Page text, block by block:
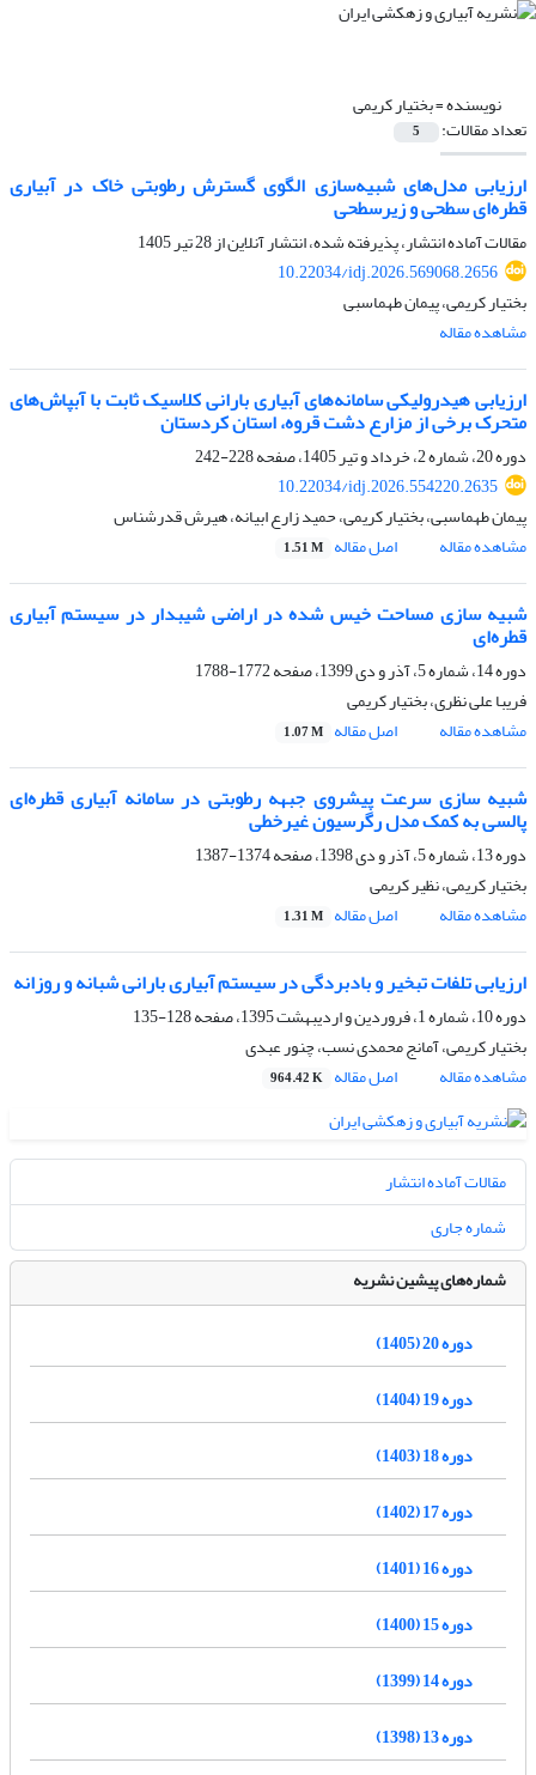
نویسنده =بختیار کریمی
تعداد مقالات: 5
ارزیابی مدل‌های شبیه‌سازی الگوی گسترش رطوبتی خاک در آبیاری
قطره‌ای سطحی و زیرسطحی
مقالات آماده انتشار، پذیرفته شده، انتشار آنلاین از28 تیر 1405
10.22034/idj.2026.569068.2656
بختیار کریمی، پیمان طهماسبی
مشاهده مقاله
ارزیابی هیدرولیکی سامانه‌های آبیاری بارانی کلاسیک ثابت با آبپاش‌های
متحرک برخی از مزارع دشت قروه، استان کردستان
دوره 20، شماره 2، خرداد و تیر 1405، صفحه
228-242
10.22034/idj.2026.554220.2635
پیمان طهماسبی، بختیار کریمی، حمید زارع ابیانه، هیرش قدرشناس
مشاهده مقاله
اصل مقاله 1.51 M
شبیه سازی مساحت خیس شده در اراضی شیبدار در سیستم آبیاری
قطره‌ای
دوره 14، شماره 5، آذر و دی 1399، صفحه
1772-1788
فریبا علی نظری، بختیار کریمی
مشاهده مقاله
اصل مقاله 1.07 M
شبیه سازی سرعت پیشروی جبهه رطوبتی در سامانه آبیاری قطره‌ای
پالسی به کمک مدل رگرسیون غیرخطی
دوره 13، شماره 5، آذر و دی 1398، صفحه
1374-1387
بختیار کریمی، نظیر کریمی
مشاهده مقاله
اصل مقاله 1.31 M
ارزیابی تلفات تبخیر و بادبردگی در سیستم آبیاری بارانی شبانه و روزانه
دوره 10، شماره 1، فروردین و اردیبهشت 1395، صفحه
128-135
بختیار کریمی، آمانج محمدی نسب، چنور عبدی
مشاهده مقاله
اصل مقاله 964.42 K
مقالات آماده انتشار
شماره جاری
شماره‌های پیشین نشریه
دوره 20 (1405)
دوره 19 (1404)
دوره 18 (1403)
دوره 17 (1402)
دوره 16 (1401)
دوره 15 (1400)
دوره 14 (1399)
دوره 13 (1398)